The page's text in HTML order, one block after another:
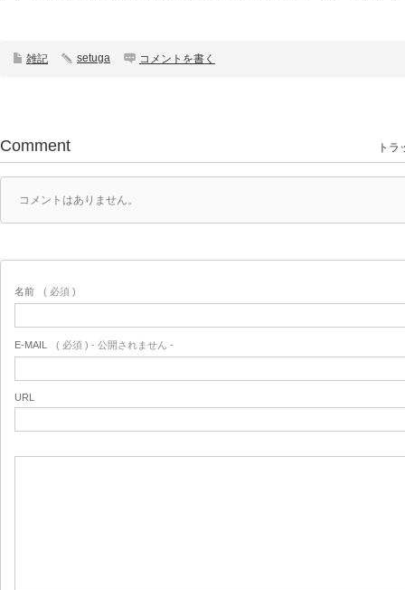
雑記 setuga コメントを書く
Comment トラ
コメントはありません。
名前 ( 必須 )
E-MAIL ( 必須 ) - 公開されません -
URL